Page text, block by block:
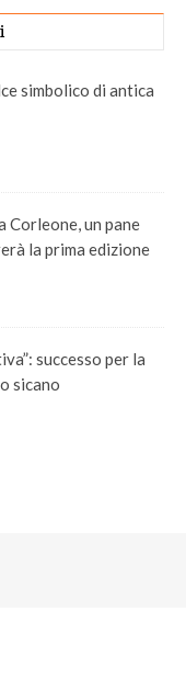
simbolico di antica
Corleone, un pane
la prima edizione
successo per la
sicano